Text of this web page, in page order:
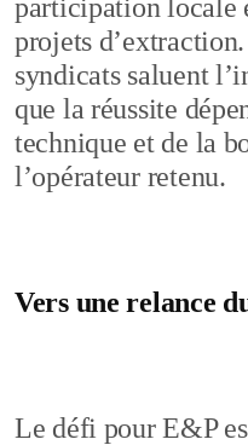
participation locale
projets
syndicats saluent
que la réussite
technique et de la
l’opérateur retenu.
Vers une relance
Le défi pour E&P